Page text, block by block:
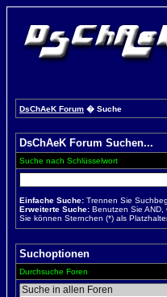
DsChAeK Forum � Suche
DsChAeK Forum Suchen...
Suche nach Schlüsselwort
Einfache Suche: Trennen Sie
Erweiterte Suche: Benutzen Sie AND,
Sie können Sternchen (*) als
Suchoptionen
Durchsuche Foren